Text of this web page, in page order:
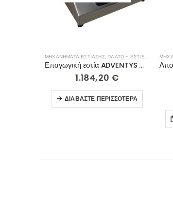
ΜΗΧΑΝΉΜΑΤΑ ΕΣΤΊΑΣΗΣ, ΠΛΑΤΏ - ΕΣΤΊΕΣ ΨΗΣΊΜΑΤΟΣ
Επαγωγική εστία ADVENTYS GLN 3500
1.184,20 €
ΔΙΑΒΆΣΤΕ ΠΕΡΙΣΣΌΤΕΡΑ